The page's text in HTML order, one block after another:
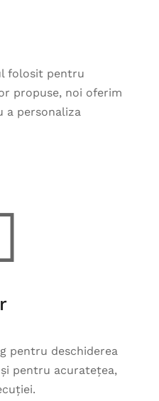
folosit pentru
propuse, noi oferim
a personaliza
pentru deschiderea
pentru acuratețea,